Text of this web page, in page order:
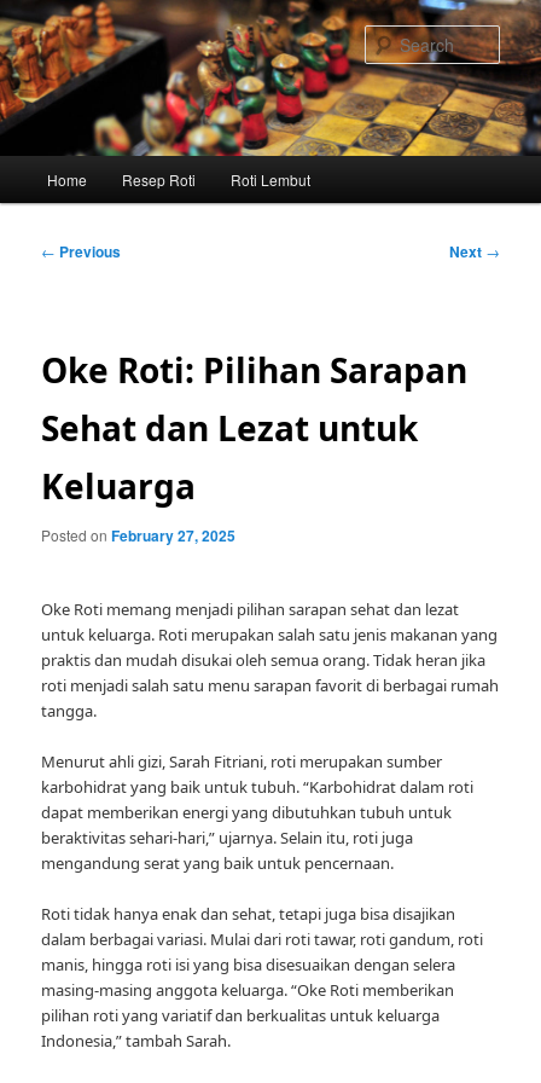
Skip
to
primary
content
Home Resep Roti Roti Lembut
Post
← Previous Next →
Oke Roti: Pilihan Sarapan
Sehat dan Lezat untuk
Keluarga
Posted onFebruary 27, 2025
Oke Roti memang menjadi pilihan sarapan sehat dan lezat
untuk keluarga. Roti merupakan salah satu jenis makanan yang
praktis dan mudah disukai oleh semua orang. Tidak heran jika
roti menjadi salah satu menu sarapan favorit di berbagai rumah
tangga.
Menurut ahli gizi, Sarah Fitriani, roti merupakan sumber
karbohidrat yang baik untuk tubuh. “Karbohidrat dalam roti
dapat memberikan energi yang dibutuhkan tubuh untuk
beraktivitas sehari-hari,” ujarnya. Selain itu, roti juga
mengandung serat yang baik untuk pencernaan.
Roti tidak hanya enak dan sehat, tetapi juga bisa disajikan
dalam berbagai variasi. Mulai dari roti tawar, roti gandum, roti
manis, hingga roti isi yang bisa disesuaikan dengan selera
masing-masing anggota keluarga. “Oke Roti memberikan
pilihan roti yang variatif dan berkualitas untuk keluarga
Indonesia,” tambah Sarah.